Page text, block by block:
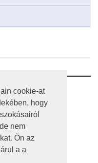
cookie-at
hogy
nem
Ön az
a a